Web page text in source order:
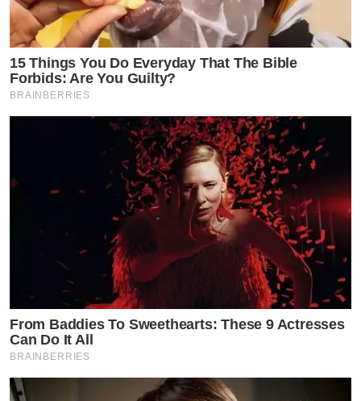
15 Things You Do Everyday That The Bible
Forbids: Are You Guilty?
BRAINBERRIES
From Baddies To Sweethearts: These 9 Actresses
Can Do It All
BRAINBERRIES